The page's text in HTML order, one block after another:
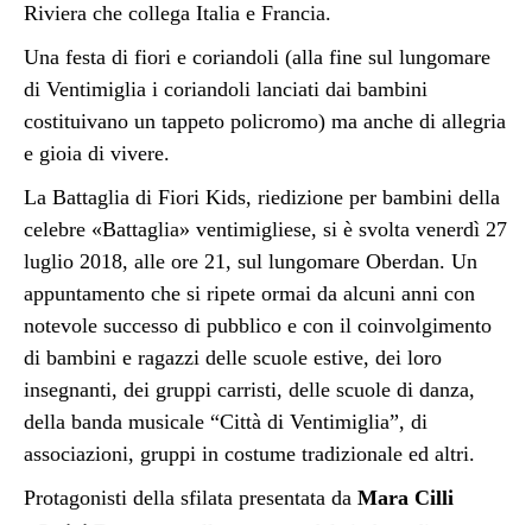
Riviera che collega Italia e Francia.
Una festa di fiori e coriandoli (alla fine sul lungomare
di Ventimiglia i coriandoli lanciati dai bambini
costituivano un tappeto policromo) ma anche di allegria
e gioia di vivere.
La Battaglia di Fiori Kids, riedizione per bambini della
celebre «Battaglia» ventimigliese, si è svolta venerdì 27
luglio 2018, alle ore 21, sul lungomare Oberdan. Un
appuntamento che si ripete ormai da alcuni anni con
notevole successo di pubblico e con il coinvolgimento
di bambini e ragazzi delle scuole estive, dei loro
insegnanti, dei gruppi carristi, delle scuole di danza,
della banda musicale “Città di Ventimiglia”, di
associazioni, gruppi in costume tradizionale ed altri.
Protagonisti della sfilata presentata da Mara Cilli